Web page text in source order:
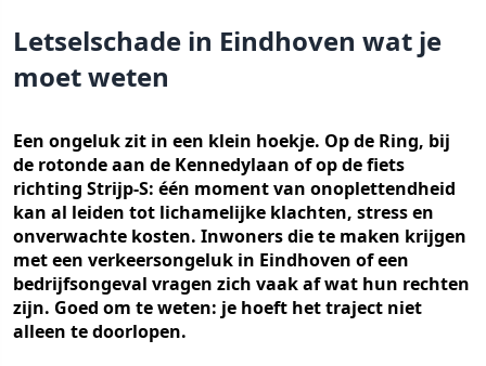
Letselschade in Eindhoven wat je
moet weten
Een ongeluk zit in een klein hoekje. Op de Ring, bij
de rotonde aan de Kennedylaan of op de fiets
richting Strijp-S: één moment van onoplettendheid
kan al leiden tot lichamelijke klachten, stress en
onverwachte kosten. Inwoners die te maken krijgen
met een verkeersongeluk in Eindhoven of een
bedrijfsongeval vragen zich vaak af wat hun rechten
zijn. Goed om te weten: je hoeft het traject niet
alleen te doorlopen.